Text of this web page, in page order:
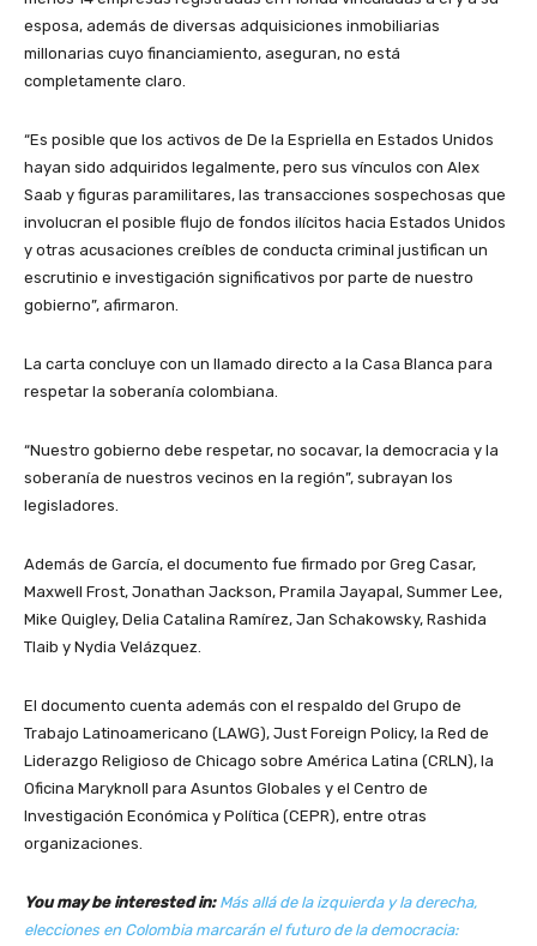
esposa, además de diversas adquisiciones inmobiliarias
millonarias cuyo financiamiento, aseguran, no está
completamente claro.
“Es posible que los activos de De la Espriella en Estados Unidos
hayan sido adquiridos legalmente, pero sus vínculos con Alex
Saab y figuras paramilitares, las transacciones sospechosas que
involucran el posible flujo de fondos ilícitos hacia Estados Unidos
y otras acusaciones creíbles de conducta criminal justifican un
escrutinio e investigación significativos por parte de nuestro
gobierno”, afirmaron.
La carta concluye con un llamado directo a la Casa Blanca para
respetar la soberanía colombiana.
“Nuestro gobierno debe respetar, no socavar, la democracia y la
soberanía de nuestros vecinos en la región”, subrayan los
legisladores.
Además de García, el documento fue firmado por Greg Casar,
Maxwell Frost, Jonathan Jackson, Pramila Jayapal, Summer Lee,
Mike Quigley, Delia Catalina Ramírez, Jan Schakowsky, Rashida
Tlaib y Nydia Velázquez.
El documento cuenta además con el respaldo del Grupo de
Trabajo Latinoamericano (LAWG), Just Foreign Policy, la Red de
Liderazgo Religioso de Chicago sobre América Latina (CRLN), la
Oficina Maryknoll para Asuntos Globales y el Centro de
Investigación Económica y Política (CEPR), entre otras
organizaciones.
You may be interested in: Más allá de la izquierda y la derecha,
elecciones en Colombia marcarán el futuro de la democracia: